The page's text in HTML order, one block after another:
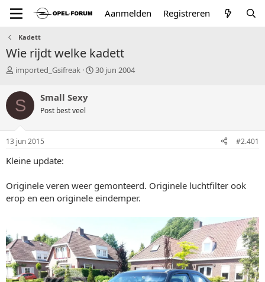
Aanmelden Registreren
Kadett
Wie rijdt welke kadett
T
p
i
c
s
a
t
r
imported_Gsifreak
S
a
30 jun 2004
S Small Sexy
Post best veel
13 jun 2015 #2.401
Kleine update:
Originele veren weer gemonteerd. Originele luchtfilter ook
erop en een originele eindemper.